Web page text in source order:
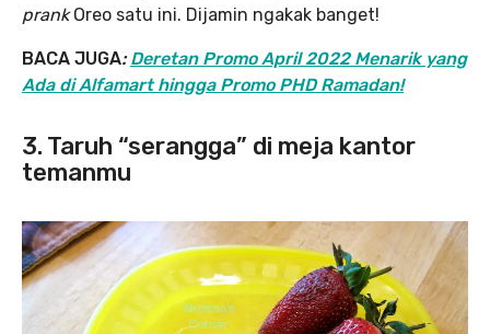
prankOreo satu ini. Dijamin ngakak banget!
BACA JUGA:Deretan Promo April 2022 Menarik yang
Ada di Alfamart hingga Promo PHD Ramadan!
3. Taruh “serangga” di meja kantor
temanmu